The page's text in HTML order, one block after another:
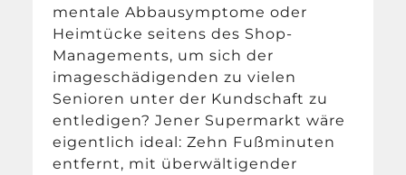
mentale Abbausymptome oder
Heimtücke seitens des Shop-
Managements, um sich der
imageschädigenden zu vielen
Senioren unter der Kundschaft zu
entledigen? Jener Supermarkt wäre
eigentlich ideal: Zehn Fußminuten
entfernt, mit überwältigender